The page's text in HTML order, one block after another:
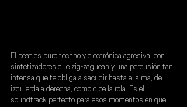
El beat es puro techno y electrónica agresiva, con
sintetizadores que zig-zaguean y una percusión tan
intensa que te obliga a sacudir hasta el alma, de
izquierda a derecha, como dice la rola. Es el
soundtrack perfecto para esos momentos en que